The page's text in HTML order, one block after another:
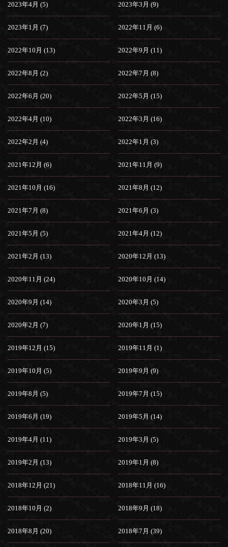
2023年4月 (5) 2023年3月 (9)
2023年1月 (7) 2022年11月 (6)
2022年10月 (13) 2022年9月 (11)
2022年8月 (2) 2022年7月 (8)
2022年6月 (20) 2022年5月 (15)
2022年4月 (10) 2022年3月 (16)
2022年2月 (4) 2022年1月 (3)
2021年12月 (6) 2021年11月 (9)
2021年10月 (16) 2021年8月 (12)
2021年7月 (8) 2021年6月 (3)
2021年5月 (5) 2021年4月 (12)
2021年2月 (13) 2020年12月 (13)
2020年11月 (24) 2020年10月 (14)
2020年9月 (14) 2020年3月 (5)
2020年2月 (7) 2020年1月 (15)
2019年12月 (15) 2019年11月 (1)
2019年10月 (5) 2019年9月 (9)
2019年8月 (5) 2019年7月 (15)
2019年6月 (19) 2019年5月 (14)
2019年4月 (11) 2019年3月 (5)
2019年2月 (13) 2019年1月 (8)
2018年12月 (21) 2018年11月 (16)
2018年10月 (2) 2018年9月 (18)
2018年8月 (20) 2018年7月 (39)